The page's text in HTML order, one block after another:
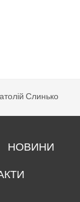
Слинько
НОВИНИ